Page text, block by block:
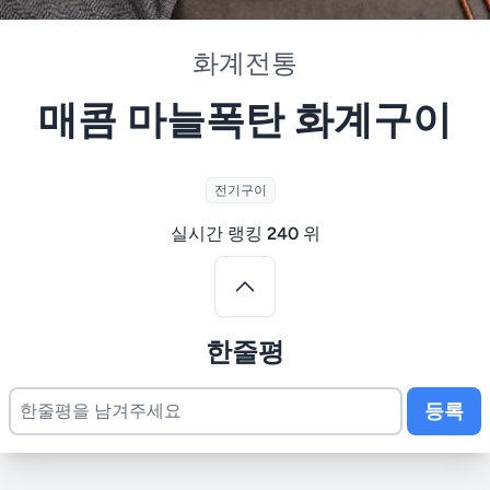
화계전통
매콤 마늘폭탄 화계구이
전기구이
실시간 랭킹 240 위
한줄평
등록